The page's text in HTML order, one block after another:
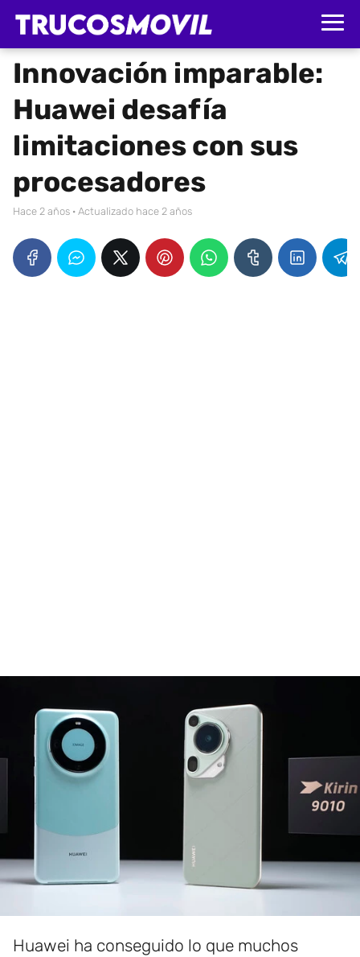
Innovación imparable:
Huawei desafía
limitaciones con sus
procesadores
hace 2 años · Actualizado hace 2 años
Huawei ha conseguido lo que muchos